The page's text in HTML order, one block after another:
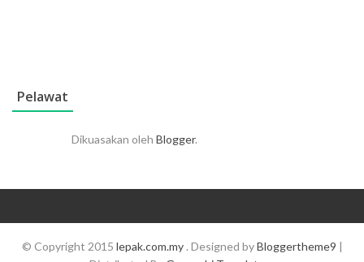
Pelawat
Dikuasakan oleh Blogger.
© Copyright 2015 lepak.com.my . Designed byBloggertheme9 |